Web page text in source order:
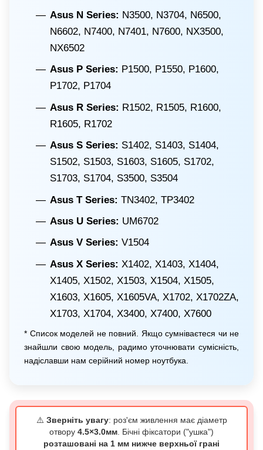
Asus N Series: N3500, N3704, N6500,
N6602, N7400, N7401, N7600, NX3500,
NX6502
Asus P Series: P1500, P1550, P1600,
P1702, P1704
Asus R Series: R1502, R1505, R1600,
R1605, R1702
Asus S Series: S1402, S1403, S1404,
S1502, S1503, S1603, S1605, S1702,
S1703, S1704, S3500, S3504
Asus T Series: TN3402, TP3402
Asus U Series: UM6702
Asus V Series: V1504
Asus X Series: X1402, X1403, X1404,
X1405, X1502, X1503, X1504, X1505,
X1603, X1605, X1605VA, X1702, X1702ZA,
X1703, X1704, X3400, X7400, X7600
* Список моделей не повний. Якщо сумніваєтеся чи не
знайшли свою модель, радимо уточнювати сумісність,
надіславши нам серійний номер ноутбука.
⚠️ Зверніть увагу: роз'єм живлення має діаметр
отвору 4.5×3.0мм . Бічні фіксатори ("ушка")
розташовані на 1 мм нижче верхньої грані